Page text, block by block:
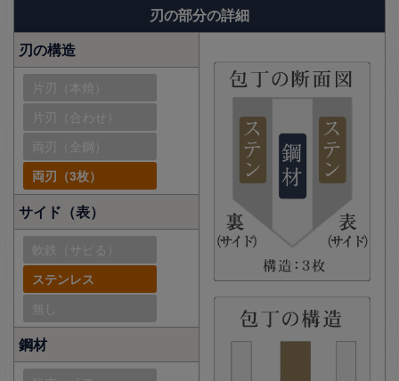
刃の部分の詳細
刃の構造
片刃（本焼）
片刃（合わせ）
両刃（全鋼）
両刃（3枚）
サイド（表）
軟鉄（サビる）
ステンレス
無し
鋼材